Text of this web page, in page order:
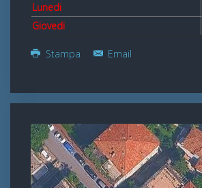
Lunedi
Giovedi
Stampa Email